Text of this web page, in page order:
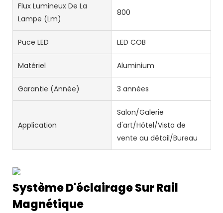
Flux Lumineux De La
Lampe (lm)
800
Puce LED LED COB
Matériel Aluminium
Garantie (année) 3 années
Application
Salon/Galerie
d'art/Hôtel/Vista de
vente au détail/Bureau
Système D'éclairage Sur Rail
Magnétique